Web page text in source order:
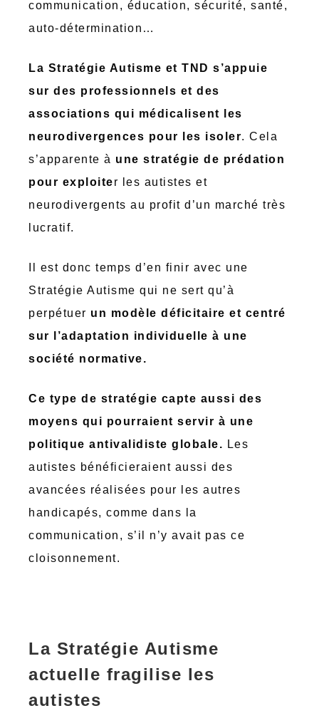
communication, éducation, sécurité, santé,
auto-détermination…
La Stratégie Autisme et TND s’appuie
sur des professionnels et des
associations qui médicalisent les
neurodivergences pour les isoler. Cela
s’apparente à une stratégie de prédation
pour exploiter les autistes et
neurodivergents au profit d’un marché très
lucratif.
Il est donc temps d’en finir avec une
Stratégie Autisme qui ne sert qu’à
perpétuer un modèle déficitaire et centré
sur l’adaptation individuelle à une
société normative.
Ce type de stratégie capte aussi des
moyens qui pourraient servir à une
politique antivalidiste globale. Les
autistes bénéficieraient aussi des
avancées réalisées pour les autres
handicapés, comme dans la
communication, s’il n’y avait pas ce
cloisonnement.
La Stratégie Autisme
actuelle fragilise les
autistes